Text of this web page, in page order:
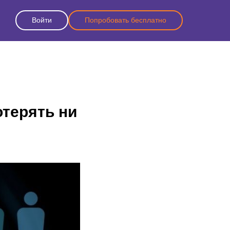
Войти Попробовать бесплатно
ни